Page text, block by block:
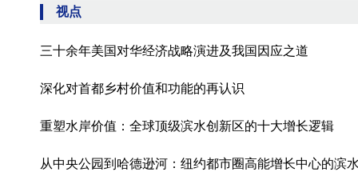
视点
三十余年美国对华经济战略演进及我国因应之道
深化对首都乡村价值和功能的再认识
重塑水岸价值：全球顶级滨水创新区的十大增长逻辑
从中央公园到哈德逊河：纽约都市圈高能增长中心的滨